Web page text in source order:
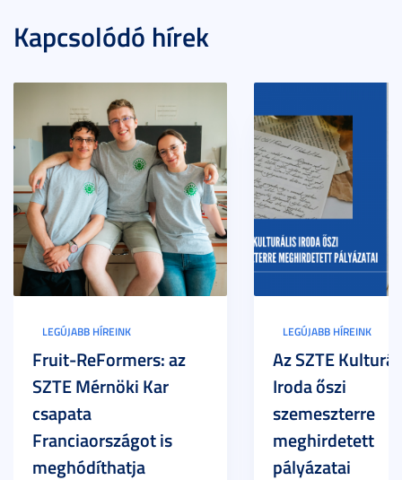
Kapcsolódó hírek
LEGÚJABB HÍREINK
Fruit-ReFormers: az
SZTE Mérnöki Kar
csapata
Franciaországot is
meghódíthatja
LEGÚJABB HÍREINK
Az SZTE
Iroda őszi
szemeszterre
meghirdetett
pályázatai